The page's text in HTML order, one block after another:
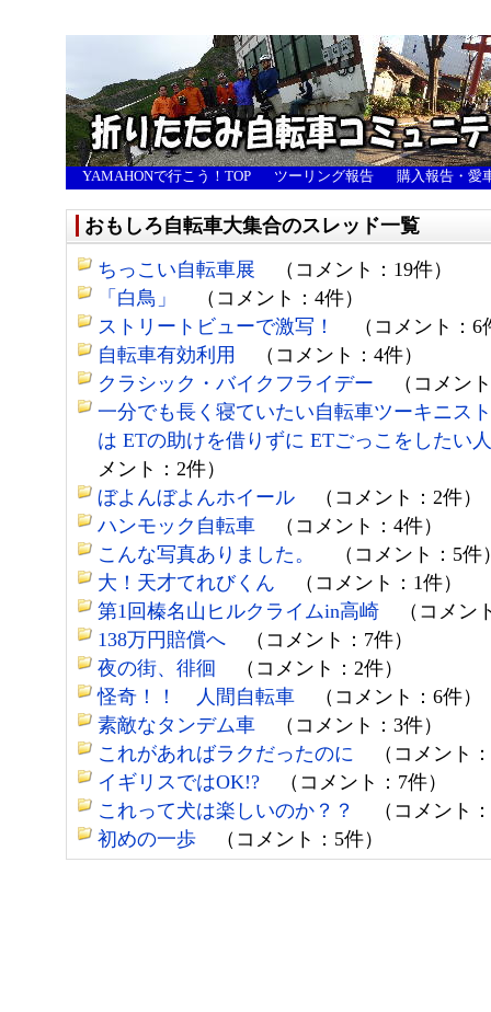
YAMAHONで行こう！TOP ツーリング報告 購入報告・愛
おもしろ自転車大集合のスレッド一覧
ちっこい自転車展 （コメント：19件）
「白鳥」
（コメント：4件）
ストリートビューで激写！
（コメント：6
自転車有効利用
（コメント：4件）
クラシック・バイクフライデー （コメン
一分でも長く寝ていたい自転車ツーキニス
は ETの助けを借りずに ETごっこをしたい
メント：2件）
ぼよんぼよんホイール （コメント：2件）
ハンモック自転車 （コメント：4件）
こんな写真ありました。
（コメント：5件
大！天才てれびくん （コメント：1件）
第1回榛名山ヒルクライムin高崎 （コメン
138万円賠償へ （コメント：7件）
夜の街、徘徊 （コメント：2件）
怪奇！！ 人間自転車 （コメント：6件）
素敵なタンデム車 （コメント：3件）
これがあればラクだったのに （コメント
イギリスではOK!? （コメント：7件）
これって犬は楽しいのか？？
（コメント
初めの一歩 （コメント：5件）